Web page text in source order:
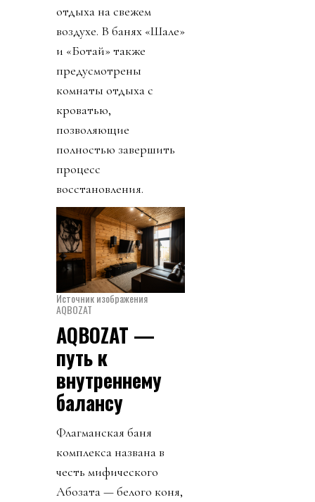
отдыха на свежем
воздухе. В банях «Шале»
и «Ботай» также
предусмотрены
комнаты отдыха с
кроватью,
позволяющие
полностью завершить
процесс
восстановления.
Источник изображения
AQBOZAT
AQBOZAT —
путь к
внутреннему
балансу
Флагманская баня
комплекса названа в
честь мифического
Ақбозата — белого коня,